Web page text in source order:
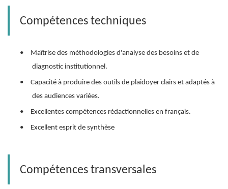
Compétences techniques
•
Maîtrise des méthodologies d'analyse des besoins et de
diagnostic institutionnel.
•
Capacité à produire des outils de plaidoyer clairs et adaptés à
des audiences variées.
• Excellentes compétences rédactionnelles en français.
• Excellent esprit de synthèse
Compétences transversales